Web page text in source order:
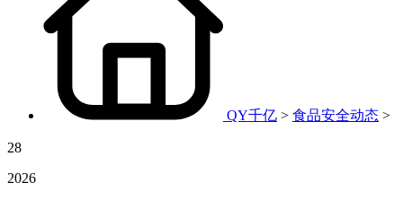
QY千亿 > 食品安全动态 >
28
2026